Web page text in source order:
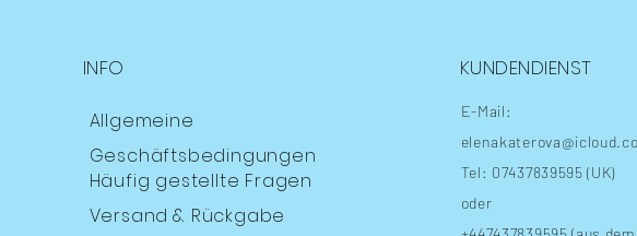
INFO
Allgemeine
Geschäftsbedingungen
Häufig gestellte Fragen
Versand & Rückgabe
KUNDENDIENST
E-Mail:
Tel: 07437839595 (UK)
oder